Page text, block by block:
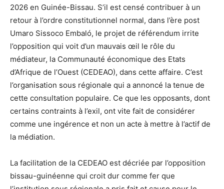
2026 en Guinée-Bissau. S’il est censé contribuer à un
retour à l’ordre constitutionnel normal, dans l’ère post
Umaro Sissoco Embaló, le projet de référendum irrite
l’opposition qui voit d’un mauvais œil le rôle du
médiateur, la Communauté économique des Etats
d’Afrique de l’Ouest (CEDEAO), dans cette affaire. C’est
l’organisation sous régionale qui a annoncé la tenue de
cette consultation populaire. Ce que les opposants, dont
certains contraints à l’exil, ont vite fait de considérer
comme une ingérence et non un acte à mettre à l’actif de
la médiation.
La facilitation de la CEDEAO est décriée par l’opposition
bissau-guinéenne qui croit dur comme fer que